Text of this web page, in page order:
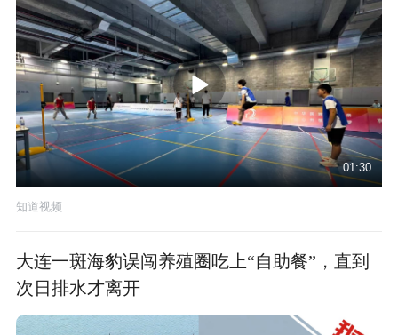
01:30
知道视频
大连一斑海豹误闯养殖圈吃上“自助餐”，直到
次日排水才离开